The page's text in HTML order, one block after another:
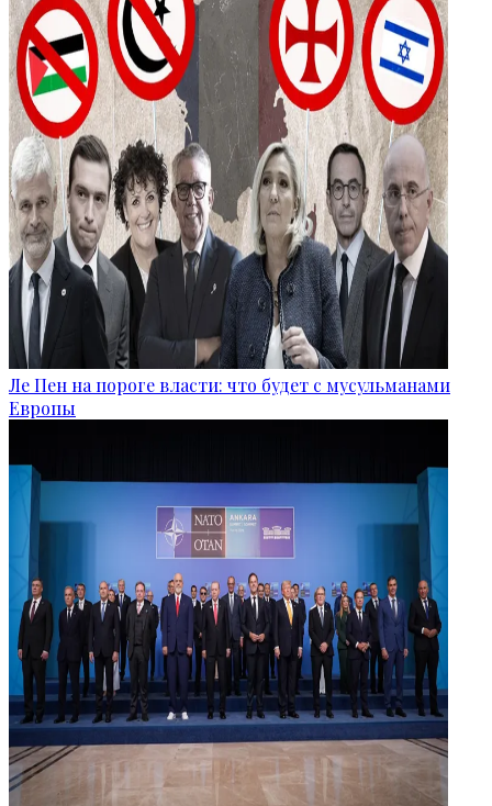
Ле Пен на пороге власти: что будет с мусульманами
Европы